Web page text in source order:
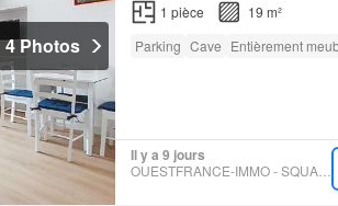
4 Photos
1 pièce
19 m²
Parking Cave Entièrement
Il y a 9 jours
OUESTFRANCE-IMMO - SQUARE HABITAT SAS CIGA